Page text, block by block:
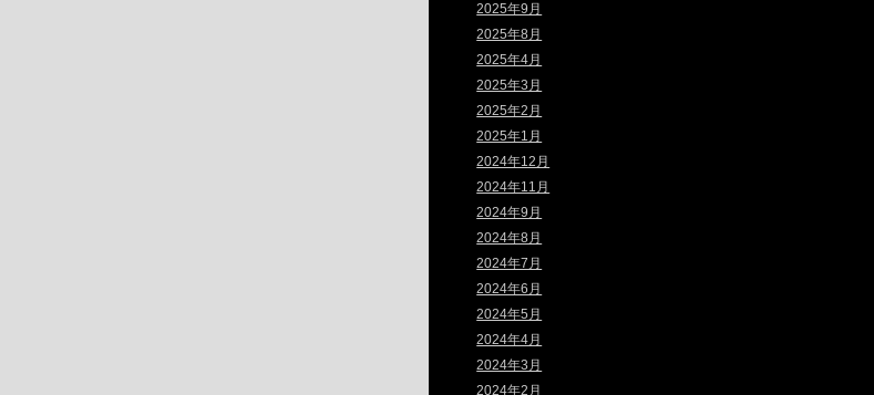
2025年9月
2025年8月
2025年4月
2025年3月
2025年2月
2025年1月
2024年12月
2024年11月
2024年9月
2024年8月
2024年7月
2024年6月
2024年5月
2024年4月
2024年3月
2024年2月